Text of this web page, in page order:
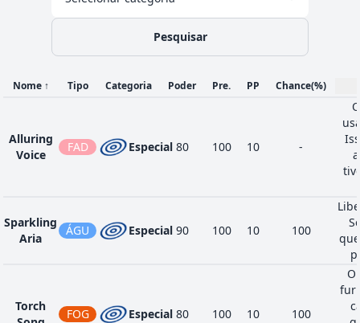
Pesquisar
Nome ↑ Tipo Categoria Poder Pre. PP Chance(%)
Alluring
Voice
FAD Especial 80 100 10 -
Sparkling
Aria
ÁGU Especial 90 100 10 100
Torch
FOG Especial 80 100 10 100
O